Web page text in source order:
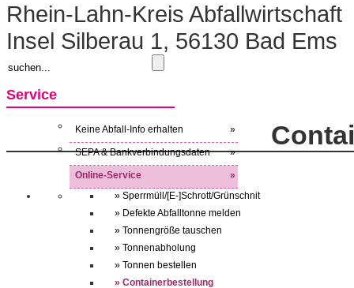
Rhein-Lahn-Kreis Abfallwirtschaft
Insel Silberau 1, 56130 Bad Ems
Service
Keine Abfall-Info erhalten »
SEPA & Bankverbindungsdaten »
Online-Service
»
» Sperrmüll/[E-]Schrott/Grünschnit
» Defekte Abfalltonne melden
» Tonnengröße tauschen
» Tonnenabholung
» Tonnen bestellen
» Containerbestellung